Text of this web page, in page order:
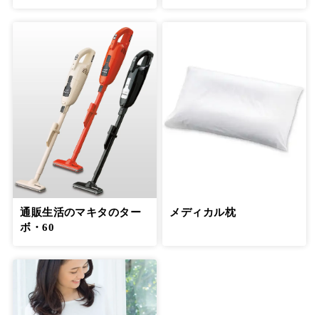
通販生活のマキタのター
ボ・60
メディカル枕